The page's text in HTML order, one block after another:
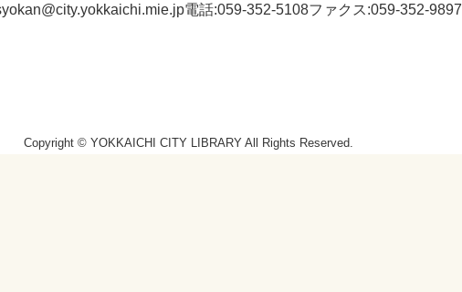
電話:059-352-5108ファクス:059-352-9897
Copyright © YOKKAICHI CITY LIBRARY All Rights Reserved.